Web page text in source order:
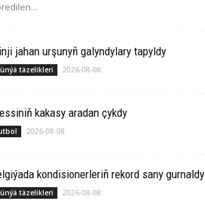
jahan urşunyň galyndylary tapyldy
täzelikleri 2026-08-08
kakasy aradan çykdy
2026-08-08
kondisionerleriň rekord sany gurnaldy
täzelikleri 2026-08-08